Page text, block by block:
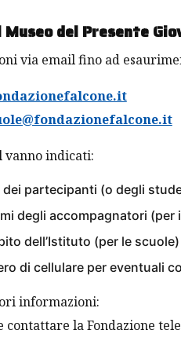
per le commemorazioni
lavorando per
del Presente
via email fino ad
vanno indicati:
dei partecipanti (o degli
degli accompagnatori
dell’Istituto (per le scuole)
di cellulare per eventuali
informazioni:
contattare la Fondazione